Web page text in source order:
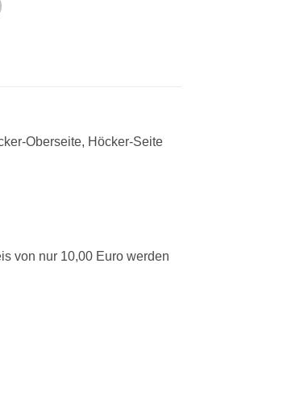
Oberseite, Höcker-Seite
von nur 10,00 Euro werden